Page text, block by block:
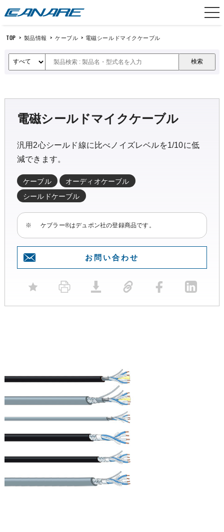
TOP > 製品情報 > ケーブル > 電磁シールドマイクケーブル
電磁シールドマイクケーブル
汎用2心シールド線に比べノイズレベルを1/10に低
減できます。
ケーブル
オーディオケーブル
シールドケーブル
※ ケブラー®はデュポン社の登録商品です。
お問い合わせ